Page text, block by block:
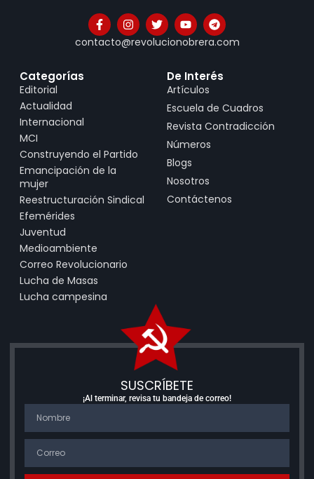
contacto@revolucionobrera.com
Categorías
Editorial
Actualidad
Internacional
MCI
Construyendo el Partido
Emancipación de la
mujer
Reestructuración Sindical
Efemérides
Juventud
Medioambiente
Correo Revolucionario
Lucha de Masas
Lucha campesina
De Interés
Artículos
Escuela de Cuadros
Revista Contradicción
Números
Blogs
Nosotros
Contáctenos
SUSCRÍBETE
¡Al terminar, revisa tu bandeja de correo!